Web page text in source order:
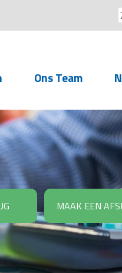
en
Ons Team
MAAK EEN